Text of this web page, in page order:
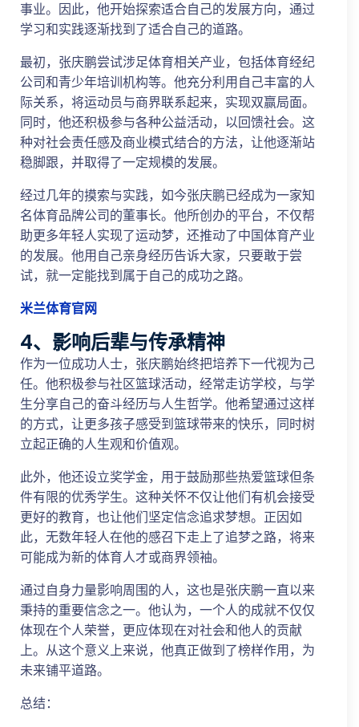
事业。因此，他开始探索适合自己的发展方向，通过
学习和实践逐渐找到了适合自己的道路。
最初，张庆鹏尝试涉足体育相关产业，包括体育经纪
公司和青少年培训机构等。他充分利用自己丰富的人
际关系，将运动员与商界联系起来，实现双赢局面。
同时，他还积极参与各种公益活动，以回馈社会。这
种对社会责任感及商业模式结合的方法，让他逐渐站
稳脚跟，并取得了一定规模的发展。
经过几年的摸索与实践，如今张庆鹏已经成为一家知
名体育品牌公司的董事长。他所创办的平台，不仅帮
助更多年轻人实现了运动梦，还推动了中国体育产业
的发展。他用自己亲身经历告诉大家，只要敢于尝
试，就一定能找到属于自己的成功之路。
米兰体育官网
4、影响后辈与传承精神
作为一位成功人士，张庆鹏始终把培养下一代视为己
任。他积极参与社区篮球活动，经常走访学校，与学
生分享自己的奋斗经历与人生哲学。他希望通过这样
的方式，让更多孩子感受到篮球带来的快乐，同时树
立起正确的人生观和价值观。
此外，他还设立奖学金，用于鼓励那些热爱篮球但条
件有限的优秀学生。这种关怀不仅让他们有机会接受
更好的教育，也让他们坚定信念追求梦想。正因如
此，无数年轻人在他的感召下走上了追梦之路，将来
可能成为新的体育人才或商界领袖。
通过自身力量影响周围的人，这也是张庆鹏一直以来
秉持的重要信念之一。他认为，一个人的成就不仅仅
体现在个人荣誉，更应体现在对社会和他人的贡献
上。从这个意义上来说，他真正做到了榜样作用，为
未来铺平道路。
总结：